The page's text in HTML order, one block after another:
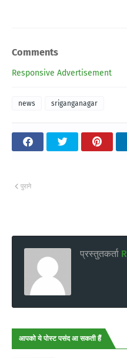
Comments
Responsive Advertisement
news sriganganagar
पुराने
प्रस्तुतकर्ता
आपको ये पोस्ट पसंद आ सकती हैं